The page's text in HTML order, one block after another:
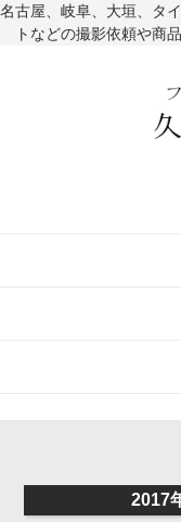
名古屋、岐阜、大垣、タ
トなどの撮影依頼や商
2017